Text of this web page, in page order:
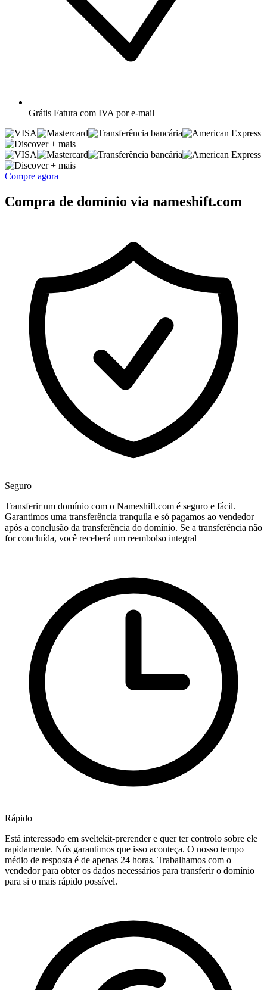
Grátis Fatura com IVA por e-mail
+ mais
+ mais
Compre agora
Compra de domínio via nameshift.com
Seguro
Transferir um domínio com o Nameshift.com é seguro e fácil.
Garantimos uma transferência tranquila e só pagamos ao vendedor
após a conclusão da transferência do domínio. Se a transferência não
for concluída, você receberá um reembolso integral
Rápido
Está interessado em sveltekit-prerender e quer ter controlo sobre ele
rapidamente. Nós garantimos que isso aconteça. O nosso tempo
médio de resposta é de apenas 24 horas. Trabalhamos com o
vendedor para obter os dados necessários para transferir o domínio
para si o mais rápido possível.